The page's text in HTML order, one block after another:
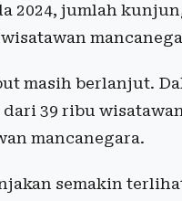
2024, jumlah
masih berlanjut.
39 ribu
mancanegara.
semakin